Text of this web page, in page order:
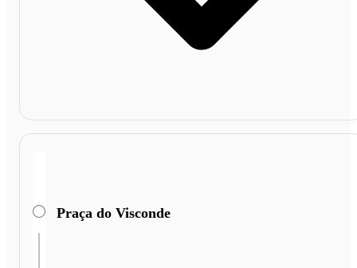
Praça do Visconde